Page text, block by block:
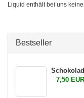
Liquid enthält bei uns
Bestseller
7,50 EUR